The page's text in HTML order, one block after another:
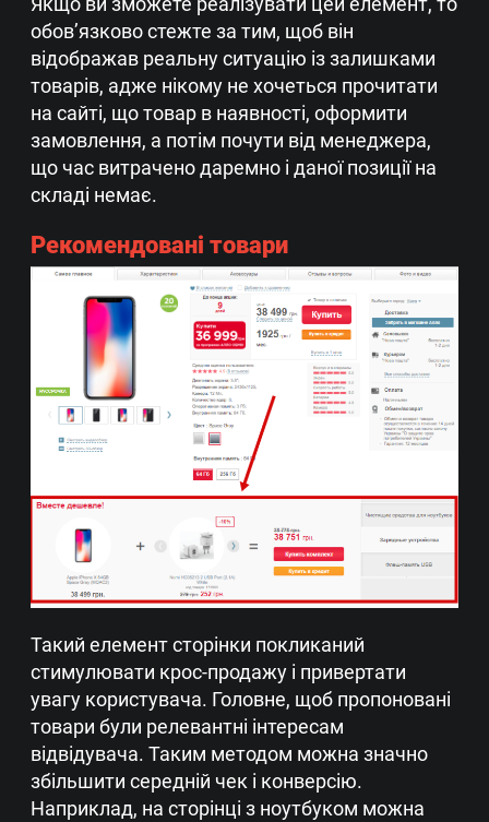
обов’язково стежте за тим, щоб він
відображав реальну ситуацію із залишками
товарів, адже нікому не хочеться прочитати
на сайті, що товар в наявності, оформити
замовлення, а потім почути від менеджера,
що час витрачено даремно і даної позиції на
складі немає.
Рекомендовані товари
Такий елемент сторінки покликаний
стимулювати крос-продажу і привертати
увагу користувача. Головне, щоб пропоновані
товари були релевантні інтересам
відвідувача. Таким методом можна значно
збільшити середній чек і конверсію.
Наприклад, на сторінці з ноутбуком можна